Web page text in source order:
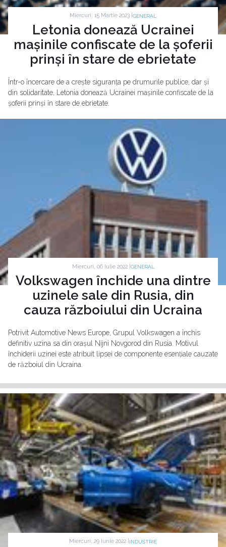
Miercuri, 15 Martie 2023 | GENERAL
Letonia donează Ucrainei
mașinile confiscate de la șoferii
prinși în stare de ebrietate
Într-o încercare de a crește siguranța pe drumurile publice, dar și
din solidaritate, Letonia donează Ucrainei mașinile confiscate de la
șoferii prinși în stare de ebrietate.
Miercuri, 06 Iulie 2022 | GENERAL
Volkswagen închide una dintre
uzinele sale din Rusia, din
cauza războiului din Ucraina
Potrivit Automotive News Europe, Grupul Volkswagen a închis
definitiv uzina sa din orașul Nijni Novgorod din Rusia. Motivul
închiderii uzinei este atribuit lipsei de componente esențiale cauzate
de războiul din Ucraina.
Miercuri, 29 Iunie 2022 | INDUSTRIE